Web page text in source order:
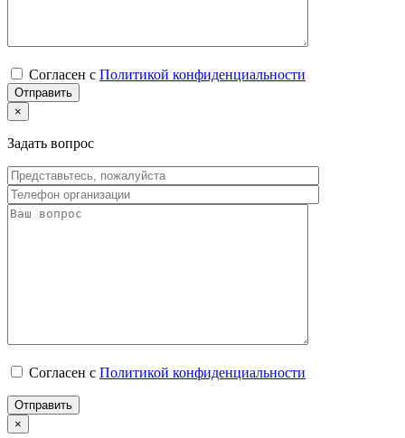
Согласен с Политикой конфиденциальности
×
Задать вопрос
Согласен с Политикой конфиденциальности
×